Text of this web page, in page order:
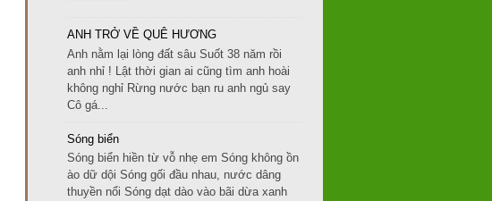
ANH TRỞ VỀ QUÊ HƯƠNG
Anh nằm lại lòng đất sâu Suốt 38 năm rồi
anh nhỉ ! Lật thời gian ai cũng tìm anh hoài
không nghỉ Rừng nước bạn ru anh ngủ say
Cô gá...
Sóng biển
Sóng biển hiền từ vỗ nhẹ em Sóng không ồn
ào dữ dội Sóng gối đầu nhau, nước dâng
thuyền nổi Sóng dạt dào vào bãi dừa xanh